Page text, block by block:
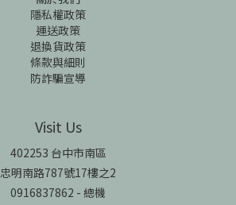
隱私權政策
運送政策
退換貨政策
條款與細則
防詐騙宣導
Visit Us
402253 台中市南區
忠明南路787號17樓之2
0916837862 - 總機